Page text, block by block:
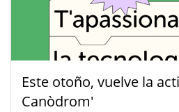
Este otoño, vuelve la
Canòdrom'